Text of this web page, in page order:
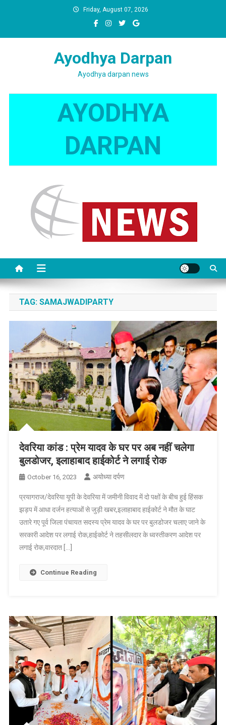
Friday, August 07, 2026
Ayodhya Darpan
Ayodhya darpan news
AYODHYA
DARPAN
TAG: SAMAJWADIPARTY
देवरिया कांड : प्रेम यादव के घर पर अब नहीं चलेगा
बुलडोजर, इलाहाबाद हाईकोर्ट ने लगाई रोक
October 16, 2023 अयोध्या दर्पण
प्रयागराज/देवरिया यूपी के देवरिया में जमीनी विवाद में दो पक्षों के बीच हुई हिंसक
झड़प में आधा दर्जन हत्याओं से जुड़ी खबर,इलाहाबाद हाईकोर्ट ने मौत के घाट
उतारे गए पूर्व जिला पंचायत सदस्य प्रेम यादव के घर पर बुलडोजर चलाए जाने के
सरकारी आदेश पर लगाई रोक,हाईकोर्ट ने तहसीलदार के ध्वस्तीकरण आदेश पर
लगाई रोक,वारदात […]
Continue Reading